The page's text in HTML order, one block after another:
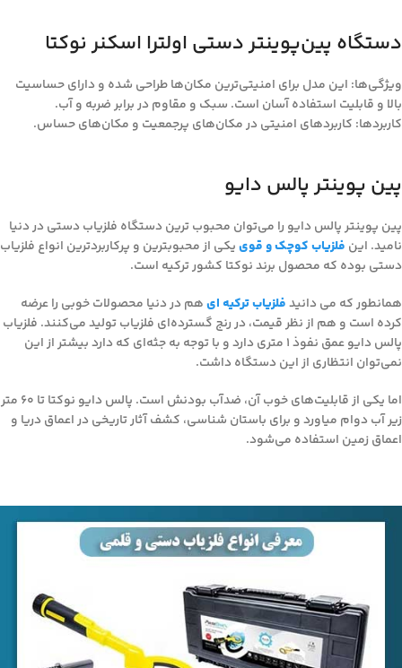
دستگاه پین‌پوینتر دستی اولترا اسکنر نوکتا
ویژگی‌ها: این مدل برای امنیتی‌ترین مکان‌ها طراحی شده و دارای حساسیت
بالا و قابلیت استفاده آسان است. سبک و مقاوم در برابر ضربه و آب.
کاربردها: کاربردهای امنیتی در مکان‌های پرجمعیت و مکان‌های حساس.
پین پوینتر پالس دایو
پین پوینتر پالس دایو را می‌توان محبوب ترین دستگاه فلزیاب دستی در دنیا
نامید. این فلزیاب کوچک و قوییکی از محبوبترین و پرکاربردترین انواع فلزیاب
دستی بوده که محصول برند نوکتا کشور ترکیه است.
همانطور که می دانیدفلزیاب ترکیه ایهم در دنیا محصولات خوبی را عرضه
کرده‌ است و هم از نظر قیمت، در رنج گسترده‌ای فلزیاب تولید می‌کنند. فلزیاب
پالس دایو عمق نفوذ 1 متری دارد و با توجه به جثه‌ای که دارد بیشتر از این
نمی‌توان انتظاری از این دستگاه داشت.
اما یکی از قابلیت‌های خوب آن، ضدآب بودنش است. پالس دایو نوکتا تا 60 متر
زیر آب دوام میاورد و برای باستان شناسی، کشف آثار تاریخی در اعماق دریا و
اعماق زمین استفاده می‌شود.